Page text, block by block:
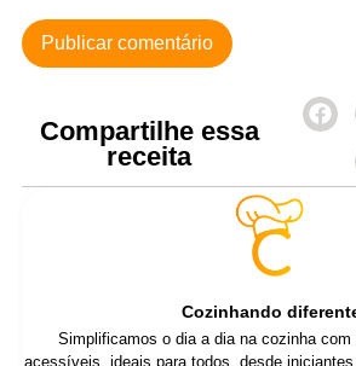
Compartilhe essa
receita
Cozinhando
Simplificamos o dia a dia na cozinha
acessíveis, ideais para todos, desde